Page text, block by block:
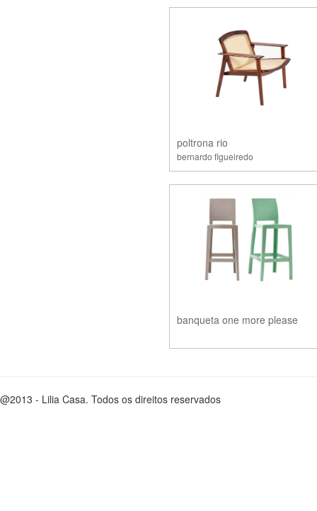
poltrona rio
bernardo figueiredo
banqueta one more please
@2013 - Lilia Casa. Todos os direitos reservados